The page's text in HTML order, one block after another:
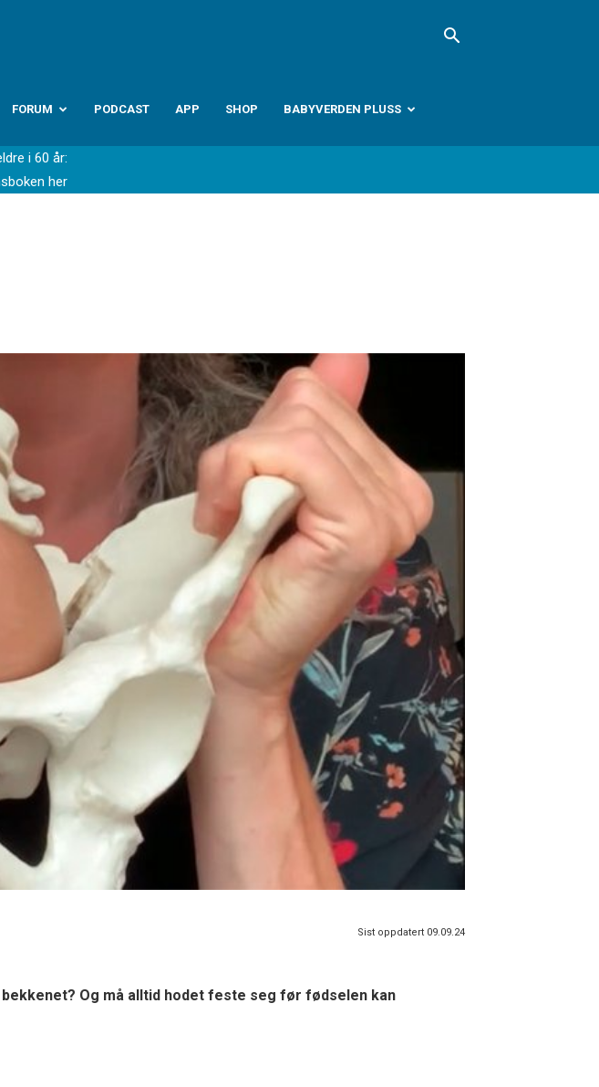
FORUM PODCAST APP SHOP BABYVERDEN PLUSS
i 60 år:
her
Sist oppdatert 09.09.24
Og må alltid hodet feste seg før fødselen kan